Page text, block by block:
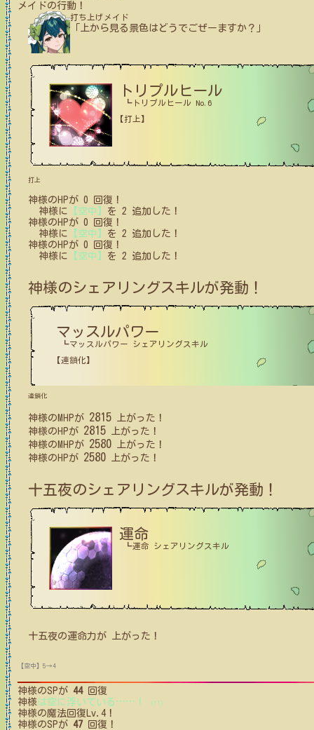
メイドの行動！
打ち上げメイド
「上から見る景色はどうでごぜーますか？」
トリプルヒール
┗トリプルヒール No.6
【打上】
打上
神様の HPが 0 回復！
神様に 【空中】 を 2 追加した！
神様の HPが 0 回復！
神様に 【空中】 を 2 追加した！
神様の HPが 0 回復！
神様に 【空中】 を 2 追加した！
神様のシェアリングスキルが発動！
マッスルパワー
┗マッスルパワー シェアリングスキル
【連鎖化】
連鎖化
神様の MHPが 2815 上がった！
神様の HPが 2815 上がった！
神様の MHPが 2580 上がった！
神様の HPが 2580 上がった！
十五夜のシェアリングスキルが発動！
運命
┗運命 シェアリングスキル
十五夜の運命力が 上がった！
【空中】5→4
神様のSPが 44回復
神様 は空に浮いている …… ！ (11)
神様の魔法回復Lv.4！
神様のSPが 47 回復！